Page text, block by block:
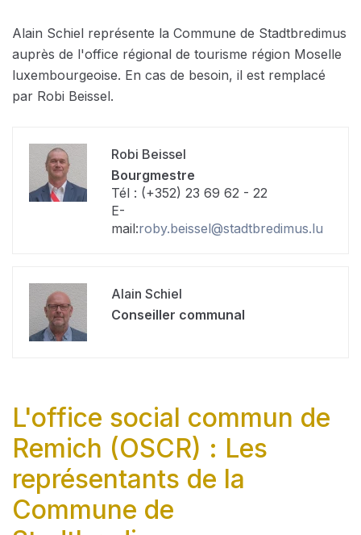
Alain Schiel représente la Commune de Stadtbredimus
auprès de l'office régional de tourisme région Moselle
luxembourgeoise. En cas de besoin, il est remplacé
par Robi Beissel.
Robi Beissel
Bourgmestre
Tél : (+352) 23 69 62 - 22
E-
mail:roby.beissel@stadtbredimus.lu
Alain Schiel
Conseiller communal
L'office social commun de
Remich (OSCR) : Les
représentants de la
Commune de